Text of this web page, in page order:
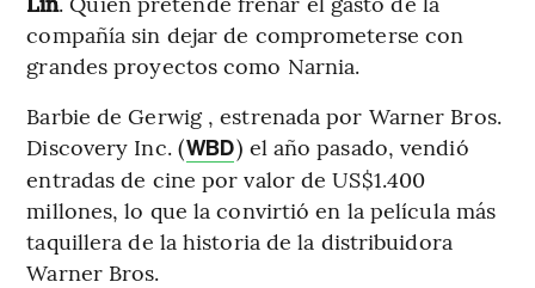
compañía sin dejar de comprometerse con
grandes proyectos como Narnia.
Barbie de Gerwig , estrenada por Warner Bros.
Discovery Inc. (WBD) el año pasado, vendió
entradas de cine por valor de US$1.400
millones, lo que la convirtió en la película más
taquillera de la historia de la distribuidora
Warner Bros.